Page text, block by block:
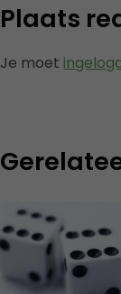
Plaats
Je moet